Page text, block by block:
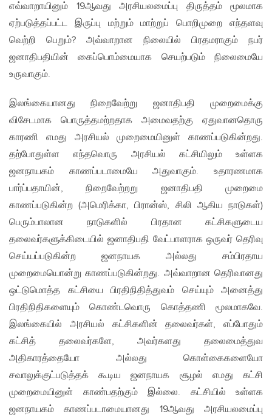
எவ்வாறாயினும் 19ஆவது அரசியலமைப்பு திருத்தம் மூலமாக
ஏற்படுத்தப்பட்ட இருப்பு மற்றும் மாற்றுப் பொறிமுறை எந்தளவு
வெற்றி பெறும்? அவ்வாறான நிலையில் பிரதமராகும் நபர்
ஜனாதிபதியின் கைப்பொம்மையாக செயற்படும் நிலைமையே
உருவாகும்.
இலங்கையானது நிறைவேற்று ஜனாதிபதி முறைமைக்கு
விசேடமாக பொருத்தமற்றதாக அமைவதற்கு ஏதுவானதொரு
காரணி எமது அரசியல் முறைமையினுள் காணப்படுகின்றது.
தற்போதுள்ள எந்தவொரு அரசியல் கட்சியிலும் உள்ளக
ஜனநாயகம் காணப்படாமையே அதுவாகும். உதாரணமாக
பார்ப்பதாயின், நிறைவேற்றறு ஜனாதிபதி முறைமை
காணப்படுகின்ற (அமெரிக்கா, பிரான்ஸ், சிலி ஆகிய நாடுகள்)
பெரும்பாலான நாடுகளில் பிரதான கட்சிகளுடைய
தலைவர்களுக்கிடையில் ஜனாதிபதி வேட்பாளராக ஒருவர் தெரிவு
செய்யப்படுகின்ற ஜனநாயக அல்லது சம்பிரதாய
முறைமையொன்று காணப்படுகின்றது. அவ்வாறான தெரிவானது
ஒட்டுமொத்த கட்சியை பிரதிநிதித்துவம் செய்யும் அனைத்து
பிரதிநிதிகளையும் கொண்டவொரு கொத்தணி மூலமாகவே.
இலங்கையில் அரசியல் கட்சிகளின் தலைவர்கள், எப்போதும்
கட்சித் தலைவர்களே, அவர்களது தலைமைத்துவ
அதிகாரத்தையோ அல்லது கொள்கைகளையோ
சவாலுக்குட்படுத்தக் கூடிய ஜனநாயக சூழல் எமது கட்சி
முறைமையினுள் காண்பதற்கும் இல்லை. கட்சியில் உள்ளக
ஜனநாயகம் காணப்படாமையானது 19ஆவது அரசியலமைப்பு